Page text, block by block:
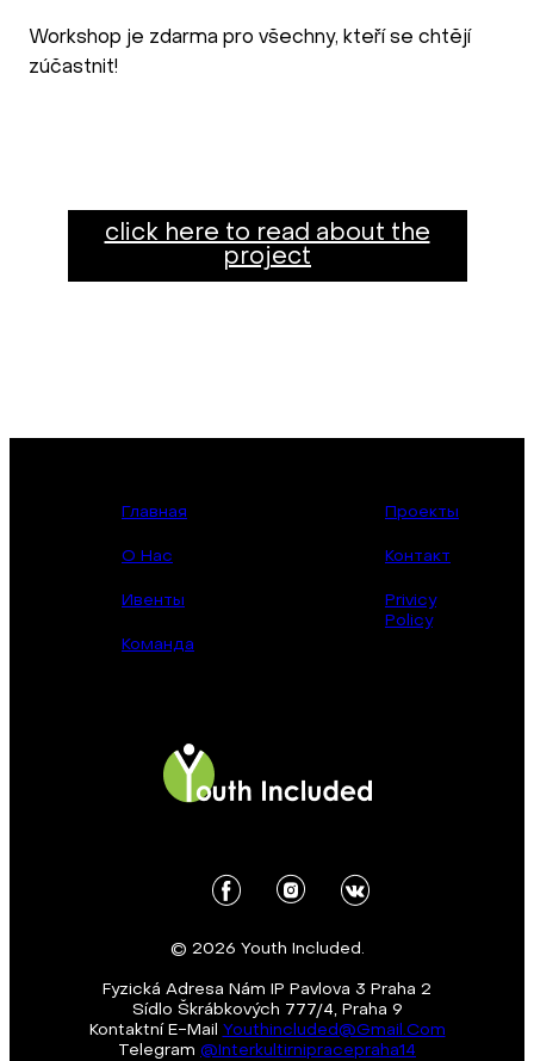
Workshop je zdarma pro všechny, kteří se chtějí
zúčastnit!
click here to read about the
project
Главная
О Нас
Ивенты
Команда
Проекты
Контакт
Privicy
Policy
© 2026 Youth Included.
Fyzická Adresa Nám IP Pavlova 3 Praha 2
Sídlo Škrábkových 777/4, Praha 9
Kontaktní E-Mail Youthincluded@gmail.com
Telegram @Interkultirnipracepraha14